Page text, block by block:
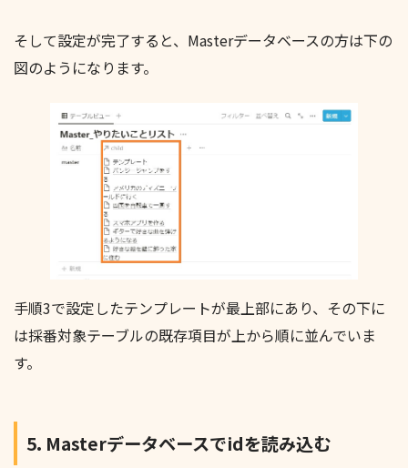
そして設定が完了すると、Masterデータベースの方は下の
図のようになります。
手順3で設定したテンプレートが最上部にあり、その下に
は採番対象テーブルの既存項目が上から順に並んでいま
す。
5. Masterデータベースでidを読み込む